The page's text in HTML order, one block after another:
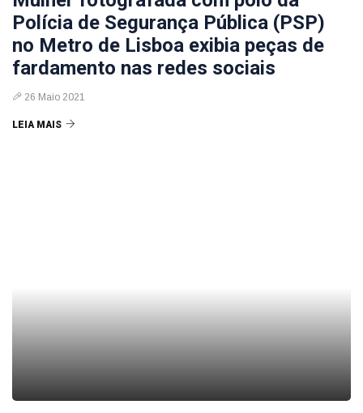
Polícia de Segurança Pública (PSP)
no Metro de Lisboa exibia peças de
fardamento nas redes sociais
26 Maio 2021
LEIA MAIS